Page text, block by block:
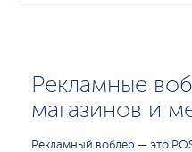
Рекламные
магазинов и
Рекламный воблер — это